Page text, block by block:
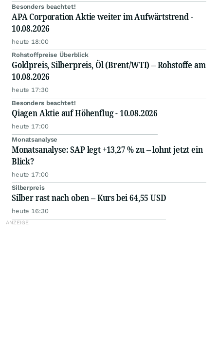
Besonders beachtet!
APA Corporation Aktie weiter im Aufwärtstrend -
10.08.2026
heute 18:00
Rohstoffpreise Überblick
Goldpreis, Silberpreis, Öl (Brent/WTI) – Rohstoffe am
10.08.2026
heute 17:30
Besonders beachtet!
Qiagen Aktie auf Höhenflug - 10.08.2026
heute 17:00
Monatsanalyse
Monatsanalyse: SAP legt +13,27 % zu – lohnt jetzt ein
Blick?
heute 17:00
Silberpreis
Silber rast nach oben – Kurs bei 64,55 USD
heute 16:30